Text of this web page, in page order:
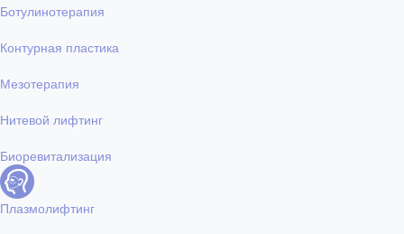
Ботулинотерапия
Контурная пластика
Мезотерапия
Нитевой лифтинг
Биоревитализация
Плазмолифтинг